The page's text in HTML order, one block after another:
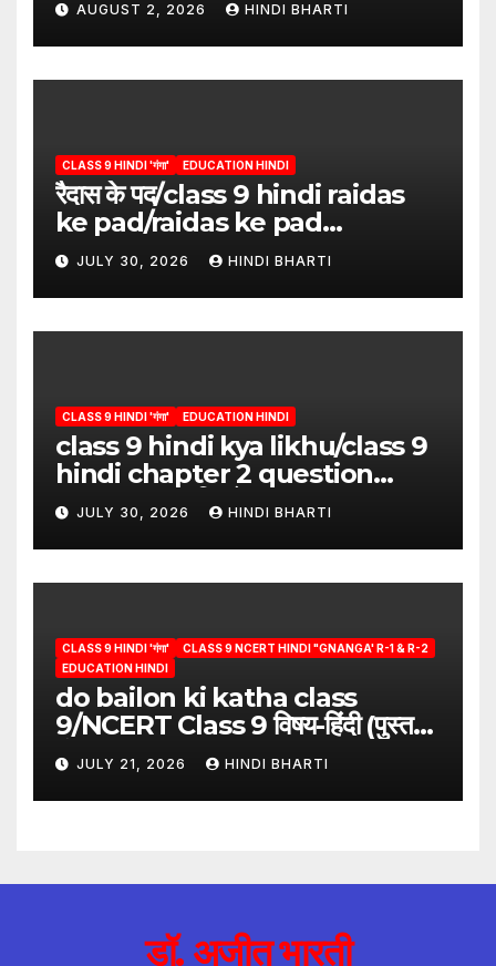
AUGUST 2, 2026 HINDI BHARTI
CLASS 9 HINDI 'गंगा' EDUCATION HINDI
रैदास के पद/class 9 hindi raidas
ke pad/raidas ke pad
question answer/raidas ke
pad class 9
JULY 30, 2026 HINDI BHARTI
CLASS 9 HINDI 'गंगा' EDUCATION HINDI
class 9 hindi kya likhu/class 9
hindi chapter 2 question
answer/क्या लिखूँ-पदुमलाल/class 9
hindi
JULY 30, 2026 HINDI BHARTI
CLASS 9 HINDI 'गंगा'
CLASS 9 NCERT HINDI "GNANGA' R-1 & R-2
EDUCATION HINDI
do bailon ki katha class
9/NCERT Class 9 विषय-हिंदी (पुस्तक-
गंगा)JULY 21, 2026 HINDI BHARTI
डॉ. अजीत भारती